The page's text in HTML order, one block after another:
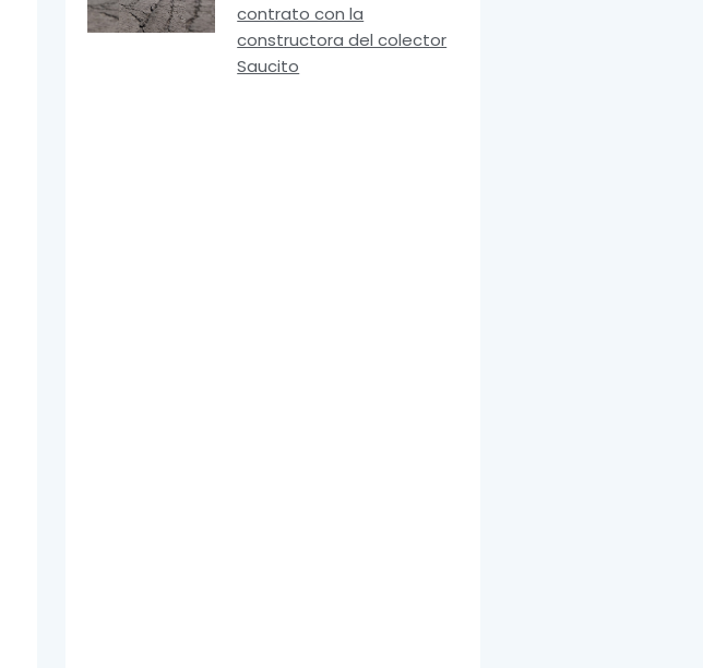
contrato con la
constructora del colector
Saucito